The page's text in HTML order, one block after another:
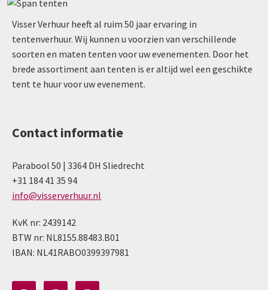
Visser Verhuur heeft al ruim 50 jaar ervaring in
tentenverhuur. Wij kunnen u voorzien van verschillende
soorten en maten tenten voor uw evenementen. Door het
brede assortiment aan tenten is er altijd wel een geschikte
tent te huur voor uw evenement.
Contact informatie
Parabool 50 | 3364 DH Sliedrecht
+31 184 41 35 94
info@visserverhuur.nl
KvK nr: 2439142
BTW nr: NL8155.88483.B01
IBAN: NL41RABO0399397981